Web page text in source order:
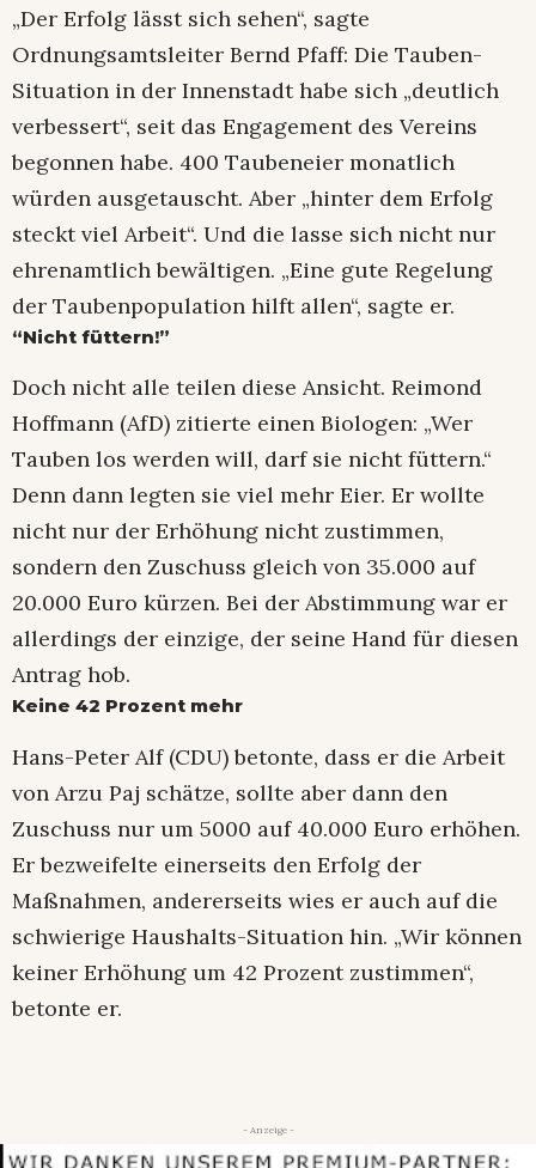
„Der Erfolg lässt sich sehen“, sagte
Ordnungsamtsleiter Bernd Pfaff: Die Tauben-
Situation in der Innenstadt habe sich „deutlich
verbessert“, seit das Engagement des Vereins
begonnen habe. 400 Taubeneier monatlich
würden ausgetauscht. Aber „hinter dem Erfolg
steckt viel Arbeit“. Und die lasse sich nicht nur
ehrenamtlich bewältigen. „Eine gute Regelung
der Taubenpopulation hilft allen“, sagte er.
“Nicht füttern!”
Doch nicht alle teilen diese Ansicht. Reimond
Hoffmann (AfD) zitierte einen Biologen: „Wer
Tauben los werden will, darf sie nicht füttern.“
Denn dann legten sie viel mehr Eier. Er wollte
nicht nur der Erhöhung nicht zustimmen,
sondern den Zuschuss gleich von 35.000 auf
20.000 Euro kürzen. Bei der Abstimmung war er
allerdings der einzige, der seine Hand für diesen
Antrag hob.
Keine 42 Prozent mehr
Hans-Peter Alf (CDU) betonte, dass er die Arbeit
von Arzu Paj schätze, sollte aber dann den
Zuschuss nur um 5000 auf 40.000 Euro erhöhen.
Er bezweifelte einerseits den Erfolg der
Maßnahmen, andererseits wies er auch auf die
schwierige Haushalts-Situation hin. „Wir können
keiner Erhöhung um 42 Prozent zustimmen“,
betonte er.
- Anzeige -